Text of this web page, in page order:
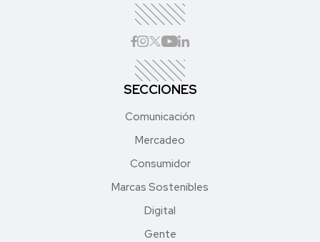
SECCIONES
Comunicación
Mercadeo
Consumidor
Marcas Sostenibles
Digital
Gente